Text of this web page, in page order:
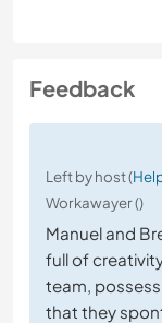
Feedback
Left by host (
Workawayer ()
Manuel and
full of
team,
that they